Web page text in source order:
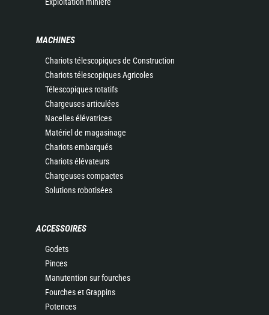
MACHINES
Chariots télescopiques de Construction
Chariots télescopiques Agricoles
Télescopiques rotatifs
Chargeuses articulées
Nacelles élévatrices
Matériel de magasinage
Chariots embarqués
Chariots élévateurs
Chargeuses compactes
Solutions robotisées
ACCESSOIRES
Godets
Pinces
Manutention sur fourches
Fourches et Grappins
Potences